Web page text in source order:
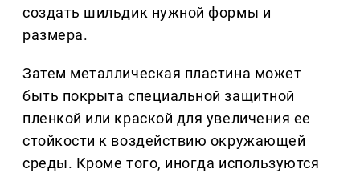
создать шильдик нужной формы и
размера.
Затем металлическая пластина может
быть покрыта специальной защитной
пленкой или краской для увеличения ее
стойкости к воздействию окружающей
среды. Кроме того, иногда используются